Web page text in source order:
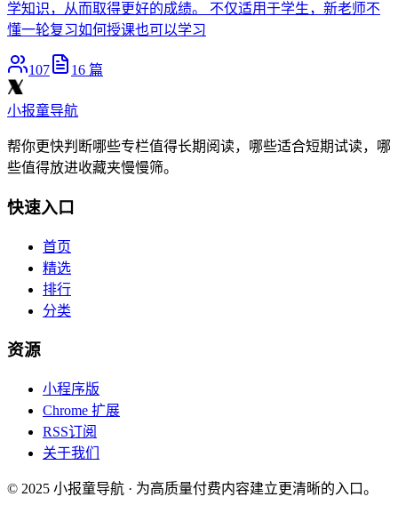
学知识，从而取得更好的成绩。 不仅适用于学生，新老师不
懂一轮复习如何授课也可以学习
107 16 篇
小报童导航
帮你更快判断哪些专栏值得长期阅读，哪些适合短期试读，哪
些值得放进收藏夹慢慢筛。
快速入口
首页
精选
排行
分类
资源
小程序版
Chrome 扩展
RSS订阅
关于我们
© 2025 小报童导航 · 为高质量付费内容建立更清晰的入口。